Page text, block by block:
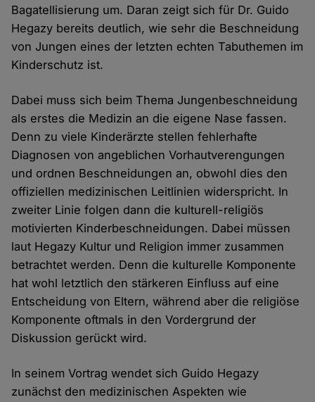
Bagatellisierung um. Daran zeigt sich für Dr. Guido
Hegazy bereits deutlich, wie sehr die Beschneidung
von Jungen eines der letzten echten Tabuthemen im
Kinderschutz ist.
Dabei muss sich beim Thema Jungenbeschneidung
als erstes die Medizin an die eigene Nase fassen.
Denn zu viele Kinderärzte stellen fehlerhafte
Diagnosen von angeblichen Vorhautverengungen
und ordnen Beschneidungen an, obwohl dies den
offiziellen medizinischen Leitlinien widerspricht. In
zweiter Linie folgen dann die kulturell-religiös
motivierten Kinderbeschneidungen. Dabei müssen
laut Hegazy Kultur und Religion immer zusammen
betrachtet werden. Denn die kulturelle Komponente
hat wohl letztlich den stärkeren Einfluss auf eine
Entscheidung von Eltern, während aber die religiöse
Komponente oftmals in den Vordergrund der
Diskussion gerückt wird.
In seinem Vortrag wendet sich Guido Hegazy
zunächst den medizinischen Aspekten wie